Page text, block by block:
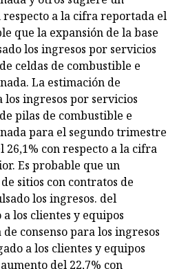
respecto a la cifra reportada el
que la expansión de la base
los ingresos por servicios
celdas de combustible e
La estimación de
los ingresos por servicios
pilas de combustible e
para el segundo trimestre
26,1% con respecto a la cifra
Es probable que un
sitios con contratos de
los ingresos. del
los clientes y equipos
consenso para los ingresos
a los clientes y equipos
del 22,7% con